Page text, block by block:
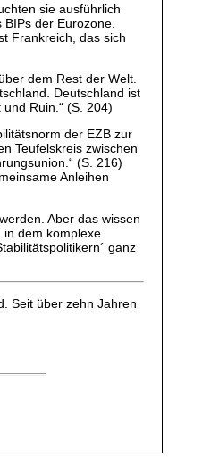
sie ausführlich
der Eurozone.
Frankreich, das sich
dem Rest der Welt.
Deutschland ist
Ruin.“ (S. 204)
der EZB zur
Teufelskreis zwischen
(S. 216)
Anleihen
Aber das wissen
in dem komplexe
ganz
Seit über zehn Jahren